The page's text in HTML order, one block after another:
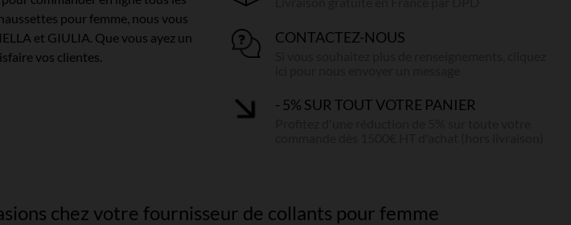
pour femme, nous vous
et GIULIA. Que vous ayez un
vos clientes.
CONTACTEZ-NOUS
- 5% SUR TOUT VOTRE PANIER
chez votre fournisseur de collants pour femme